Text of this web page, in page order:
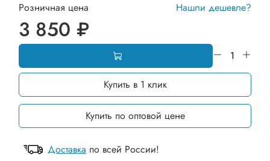
Розничная цена Нашли дешевле?
3 850 ₽
Купить в 1 клик
Купить по оптовой цене
Доставка по всей России!